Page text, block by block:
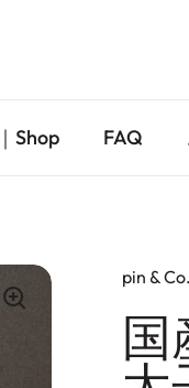
Shop FAQ
pin & Co.
国